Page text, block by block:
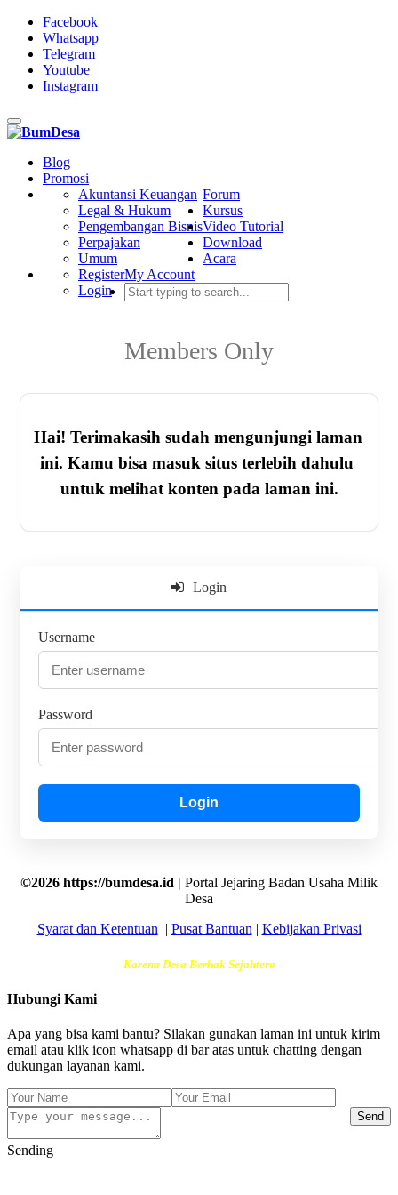
Facebook
Whatsapp
Telegram
Youtube
Instagram
Toggle
navigation
Blog
Promosi
Forum
Akuntansi Keuangan
Legal & Hukum
Pengembangan Bisnis
Perpajakan
Umum
Kursus
Video Tutorial
Download
Acara
My Account
Register
Login
Members Only
Hai! Terimakasih sudah mengunjungi laman
ini. Kamu bisa masuk situs terlebih dahulu
untuk melihat konten pada laman ini.
Login
Username
Password
Login
©2026 https://bumdesa.id | Portal Jejaring Badan Usaha Milik
Desa
Syarat dan Ketentuan| Pusat Bantuan| Kebijakan Privasi
Karena Desa Berhak Sejahtera
Hubungi Kami
Apa yang bisa kami bantu? Silakan gunakan laman ini untuk kirim
email atau klik icon whatsapp di bar atas untuk chatting dengan
dukungan layanan kami.
Send
Sending